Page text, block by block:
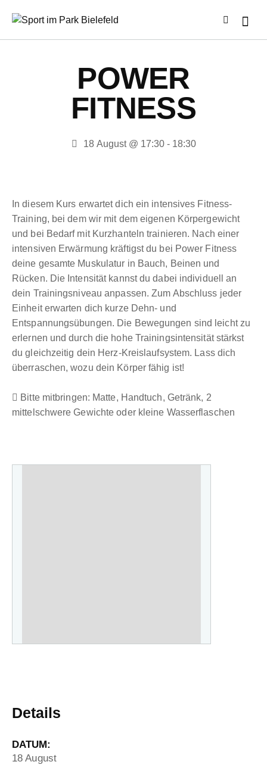
POWER
FITNESS
18 August @ 17:30- 18:30
In diesem Kurs erwartet dich ein intensives Fitness-
Training, bei dem wir mit dem eigenen Körpergewicht
und bei Bedarf mit Kurzhanteln trainieren. Nach einer
intensiven Erwärmung kräftigst du bei Power Fitness
deine gesamte Muskulatur in Bauch, Beinen und
Rücken. Die Intensität kannst du dabei individuell an
dein Trainingsniveau anpassen. Zum Abschluss jeder
Einheit erwarten dich kurze Dehn- und
Entspannungsübungen. Die Bewegungen sind leicht zu
erlernen und durch die hohe Trainingsintensität stärkst
du gleichzeitig dein Herz-Kreislaufsystem. Lass dich
überraschen, wozu dein Körper fähig ist!
Bitte mitbringen: Matte, Handtuch, Getränk, 2
mittelschwere Gewichte oder kleine Wasserflaschen
Details
DATUM:
18 August